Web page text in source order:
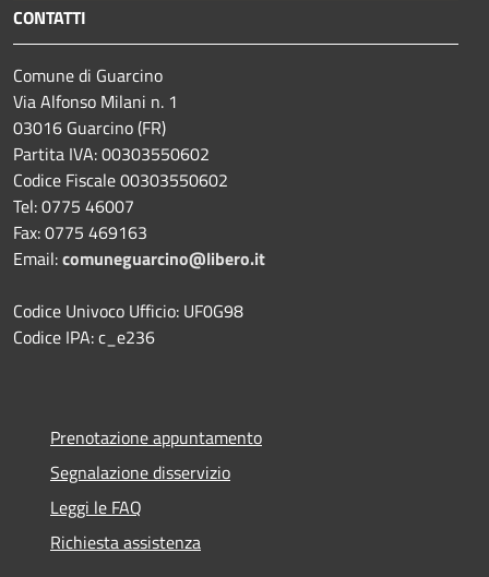
CONTATTI
Comune di Guarcino
Via Alfonso Milani n. 1
03016 Guarcino (FR)
Partita IVA: 00303550602
Codice Fiscale 00303550602
Tel: 0775 46007
Fax: 0775 469163
Email:comuneguarcino@libero.it
Codice Univoco Ufficio: UF0G98
Codice IPA: c_e236
Prenotazione appuntamento
Segnalazione disservizio
Leggi le FAQ
Richiesta assistenza